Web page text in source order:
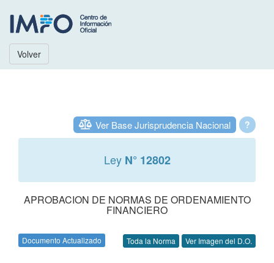
Volver
?
Ver Base Jurisprudencia Nacional
Ley N° 12802
APROBACION DE NORMAS DE ORDENAMIENTO
FINANCIERO
Documento Actualizado Toda la Norma Ver Imagen del D.O.